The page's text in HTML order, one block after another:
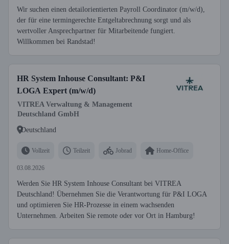
Wir suchen einen detailorientierten Payroll Coordinator (m/w/d),
der für eine termingerechte Entgeltabrechnung sorgt und als
wertvoller Ansprechpartner für Mitarbeitende fungiert.
Willkommen bei Randstad!
HR System Inhouse Consultant: P&I
LOGA Expert (m/w/d)
VITREA Verwaltung & Management
Deutschland GmbH
Deutschland
Vollzeit Teilzeit Jobrad Home-Office
03.08.2026
Werden Sie HR System Inhouse Consultant bei VITREA
Deutschland! Übernehmen Sie die Verantwortung für P&I LOGA
und optimieren Sie HR-Prozesse in einem wachsenden
Unternehmen. Arbeiten Sie remote oder vor Ort in Hamburg!